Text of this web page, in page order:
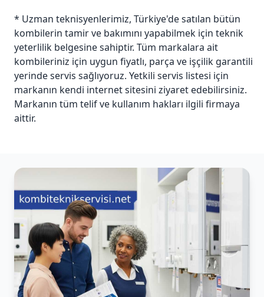
* Uzman teknisyenlerimiz, Türkiye'de satılan bütün
kombilerin tamir ve bakımını yapabilmek için teknik
yeterlilik belgesine sahiptir. Tüm markalara ait
kombileriniz için uygun fiyatlı, parça ve işçilik garantili
yerinde servis sağlıyoruz. Yetkili servis listesi için
markanın kendi internet sitesini ziyaret edebilirsiniz.
Markanın tüm telif ve kullanım hakları ilgili firmaya
aittir.